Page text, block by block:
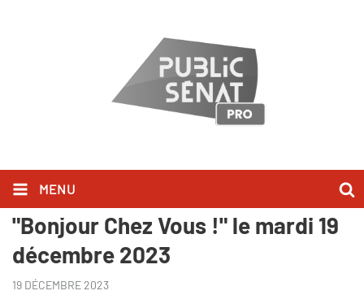
MENU
Bruno Retailleau l'a dit dans
"Bonjour Chez Vous !" le mardi 19
décembre 2023
19 DÉCEMBRE 2023